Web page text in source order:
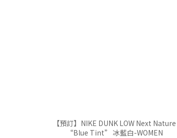
【預訂】NIKE DUNK LOW Next Nature
“Blue Tint” 冰藍白-WOMEN